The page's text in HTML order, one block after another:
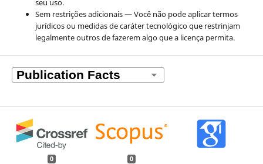
seu uso.
Sem restrições adicionais — Você não pode aplicar termos
jurídicos ou medidas de caráter tecnológico que restrinjam
legalmente outros de fazerem algo que a licença permita.
0 0